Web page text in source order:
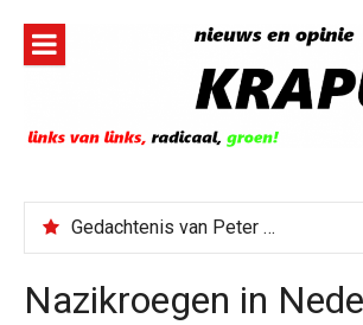
inhoud
Gedachtenis van Peter Faber
Nazikroegen in